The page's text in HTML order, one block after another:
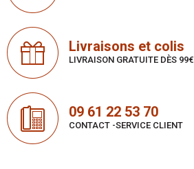
Livraisons et colis
LIVRAISON GRATUITE DÈS 99€
09 61 22 53 70
CONTACT -SERVICE CLIENT